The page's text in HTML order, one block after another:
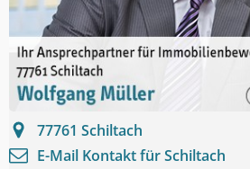
77761 Schiltach
E-Mail Kontakt fürSchiltach